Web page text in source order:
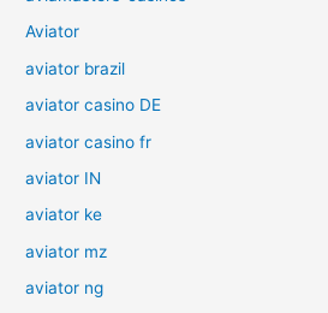
Aviator
aviator brazil
aviator casino DE
aviator casino fr
aviator IN
aviator ke
aviator mz
aviator ng